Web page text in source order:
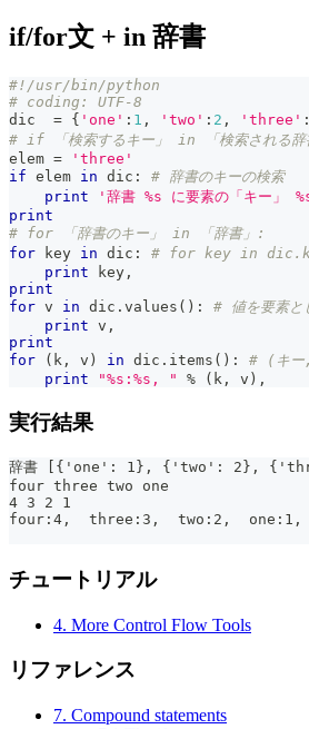
if/for文 + in 辞書
#!/usr/bin/python
# coding: UTF-8
dic = { 'one' : 1 , 'two' : 2 , 'three' :
# if 「検索するキー」 in 「検索される辞
elem =
'three'
if elem in dic :
# 辞書のキーの検索
print
'辞書 %s に要素の「キー」
print
# for 「辞書のキー」 in 「辞書」:
for key in dic :
# for key in
print key ,
print
for v in dic . values ( ) :
# 値を要素と
print v ,
print
for
( k , v ) in dic . items ( ) :
# (キー,
print
"%s:%s, " % ( k , v ) ,
実行結果
辞書 [{'one': 1}, {'two': 2},
four three two one
4 3 2 1
four:4,  three:3,  two:2,  one:1,
チュートリアル
4. More Control Flow Tools
リファレンス
7. Compound statements